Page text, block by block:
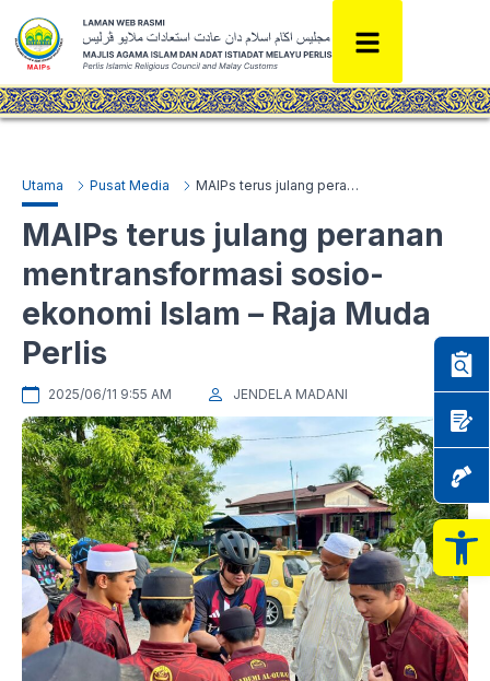
Utama Pusat Media MAIPs terus julang peranan mentransformasi sosio-ekonomi Islam – Raja Muda Perlis
MAIPs terus julang peranan
mentransformasi sosio-
ekonomi Islam – Raja Muda
Perlis
2025/06/11 9:55 AM JENDELA MADANI